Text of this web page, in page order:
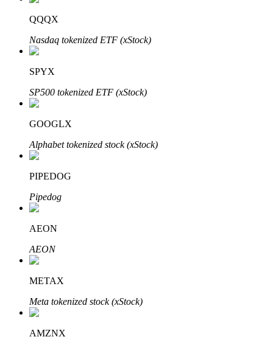
Automatyczna inwestycja
Zdobądź długoterminowy zysk i elastyczne zainteresowania
Naucz się stakingu
Dowiedz się, jak uzyskać dochód pasywny
QQQX
Nasdaq tokenized ETF (xStock)
SPYX
SP500 tokenized ETF (xStock)
GOOGLX
Alphabet tokenized stock (xStock)
PIPEDOG
Pipedog
AEON
AEON
METAX
Meta tokenized stock (xStock)
AMZNX